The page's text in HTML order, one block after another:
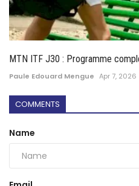
MTN ITF J30 : Programme
Paule Edouard Mengue Apr 7, 2026
COMMENTS
Name